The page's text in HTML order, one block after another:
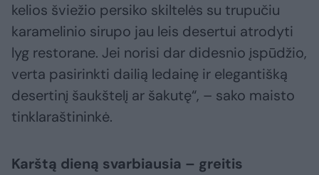
kelios šviežio persiko skiltelės su trupučiu
karamelinio sirupo jau leis desertui atrodyti
lyg restorane. Jei norisi dar didesnio įspūdžio,
verta pasirinkti dailią ledainę ir elegantišką
desertinį šaukštelį ar šakutę“, – sako maisto
tinklaraštininkė.
Karštą dieną svarbiausia – greitis